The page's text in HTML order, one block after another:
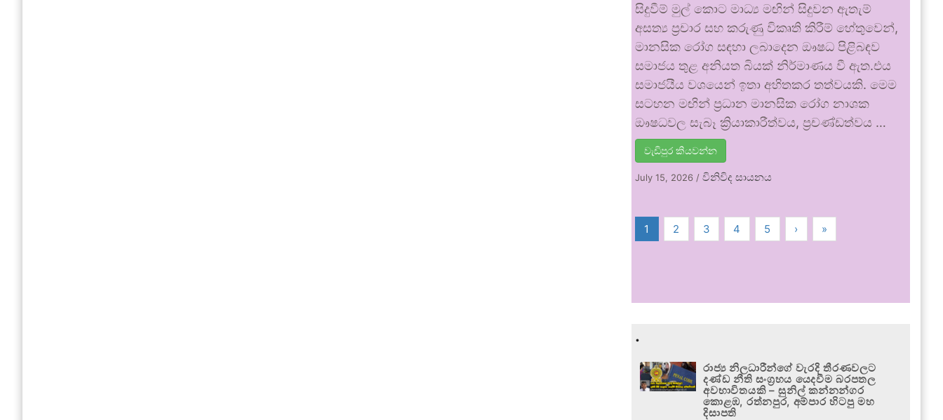
සිදුවීම් මුල් කොට මාධ්‍ය මඟින් සිදුවන ඇතැම්
අසත්‍ය ප්‍රචාර සහ කරුණු විකෘති කිරීම් හේතුවෙන්,
මානසික රෝග සඳහා ලබාදෙන ඖෂධ පිළිබඳව
සමාජය තුළ අනියත බියක් නිර්මාණය වී ඇත.එය
සමාජයීය වශයෙන් ඉතා අහිතකර තත්වයකි. මෙම
සටහන මඟින් ප්‍රධාන මානසික රෝග නාශක
ඖෂධවල සැබෑ ක්‍රියාකාරීත්වය, ප්‍රචණ්ඩත්වය …
වැඩිපුර කියවන්න
July 15, 2026 /විනිවිද සායනය
1 2 3 4 5 › »
.
රාජ්‍ය නිලධාරීන්ගේ වැරදි තීරණවලට
දණ්ඩ නීති සංග්‍රහය යෙදවීම බරපතල
අවභාවිතයකි – සුනිල් කන්නන්ගර
කොළඹ, රත්නපුර, අම්පාර හිටපු මහ
දිසාපති